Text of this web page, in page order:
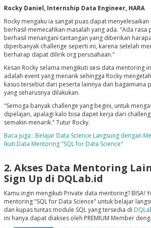
Rocky Daniel, Internship Data Engineer, HARA
Rocky mengaku ia sangat puas dapat
berhasil memecahkan masalah yang ada. "Ada rasa
berhasil menangani tantangan yang diberikan
diperbanyak challenge seperti ini, karena setelah
berharap dapat dilirik org perusahaan."
Kesan Rocky selama mengikuti sesi data mentoring
adalah event yang menarik sehingga Rocky
kasus tersebut dari peserta lainnya dan bagaimana
yang seharusnya dilakukan.
"Semoga banyak challenge yang begini, untuk
dipelajari, apalagi kalo bisa dapet kerja dari
semakin menarik." Tutur Rocky.
Baca juga : Belajar Data Science Langsung dengan
Ikuti Data Mentoring "SQL for Data Science"
2. Akses Data Mentoring
Sign Up di DQLab.id
Kamu ingin mengikuti Private data mentoring? BISA!
mentoring "SQL for Data Science" untuk belajar
dan kupas tuntas module SQL yang tersedia di
ini hanya dapat diakses oleh PREMIUM Member